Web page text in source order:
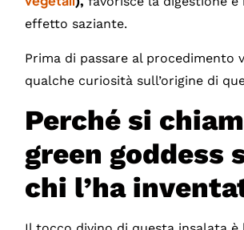
effetto saziante.
Prima di passare al procedimento
qualche curiosità sull’origine di
Perché si
green goddess
chi l’ha